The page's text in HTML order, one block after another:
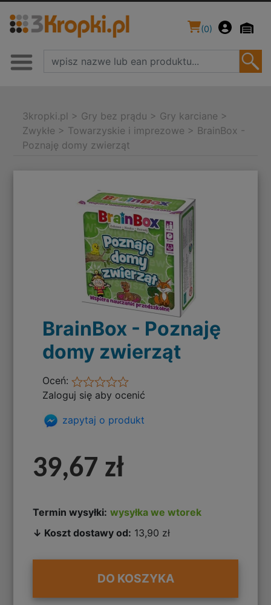
(0)
3kropki.pl > Gry bez prądu > Gry karciane >
Zwykłe > Towarzyskie i imprezowe > BrainBox -
Poznaję domy zwierząt
BrainBox - Poznaję
domy zwierząt
Oceń:
Zaloguj się aby ocenić
zapytaj o produkt
39,67 zł
Termin wysyłki: wysyłka we wtorek
↓ Koszt dostawy od: 13,90 zł
DO KOSZYKA